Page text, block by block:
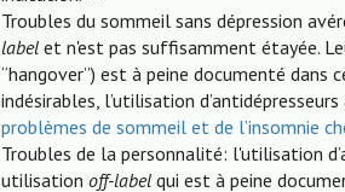
Troubles du sommeil sans dépression
label et n'est pas suffisamment étayée.
“hangover”) est à peine documenté dans
indésirables, l’utilisation
problèmes de sommeil et de l’insomnie
Troubles de la personnalité: l'utilisation
utilisationoff-label qui est à peine